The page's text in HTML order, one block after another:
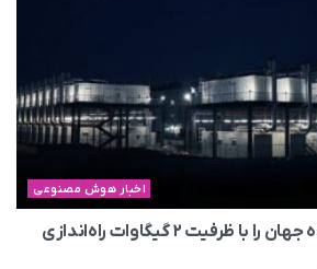
اخبار هوش مصنوعی
چین بزرگ‌ترین مرکز داده جهان را با ظرفیت ۲ گیگاوات راه‌اندازی